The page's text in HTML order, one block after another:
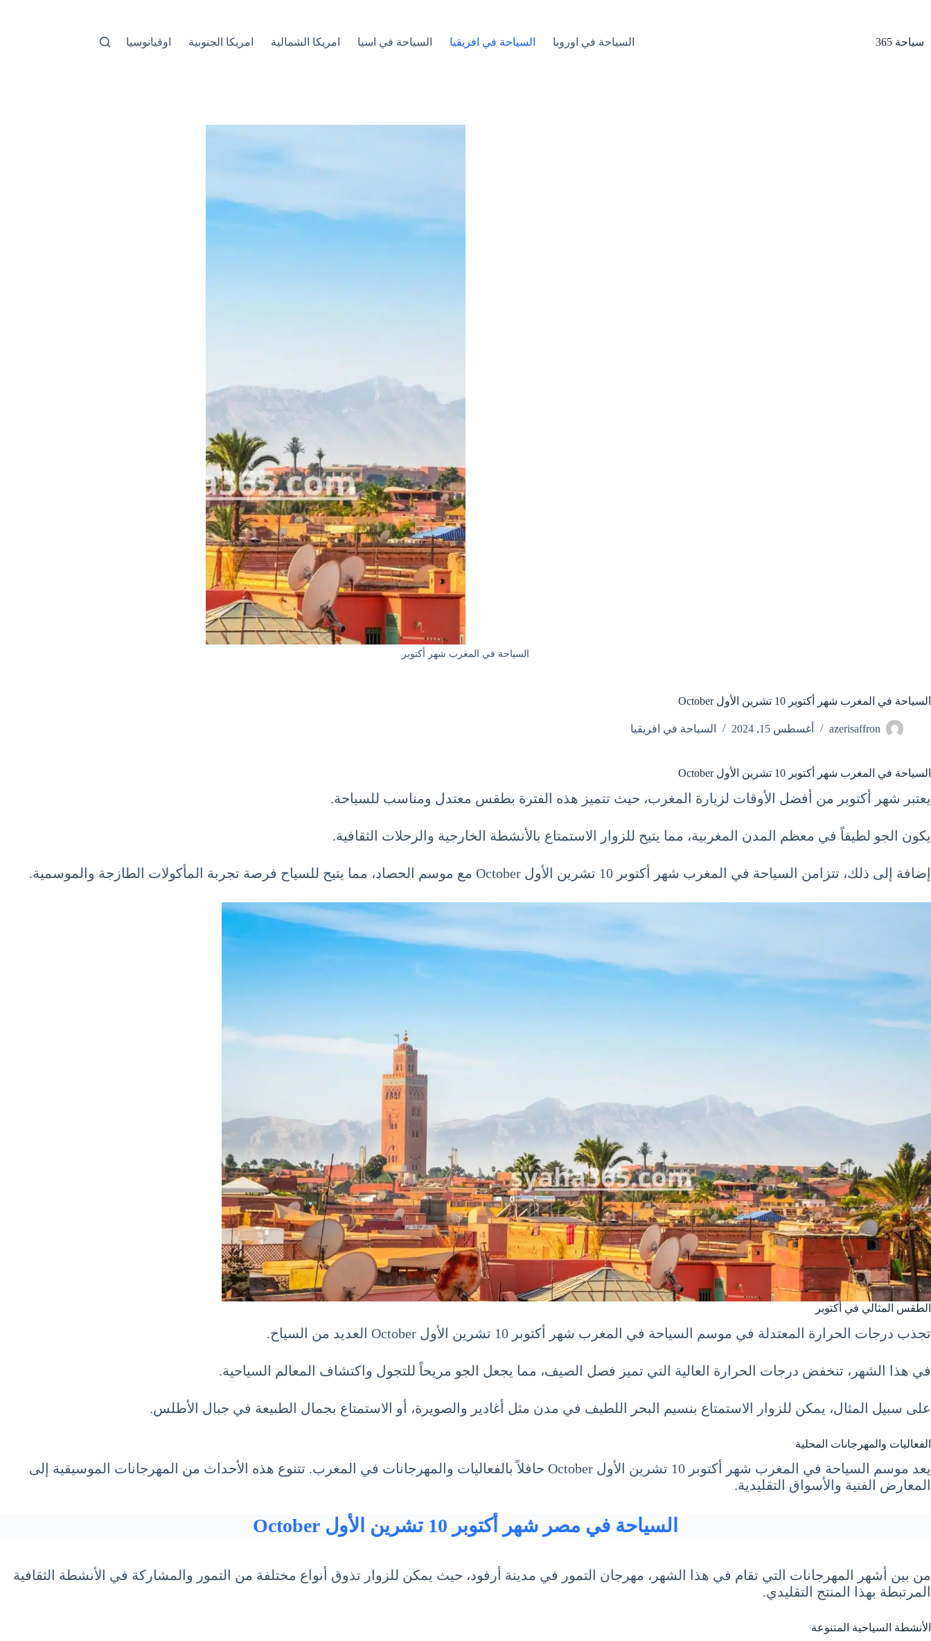
سياحة 365 السياحة في اوروبا السياحة في افريقيا السياحة في اسيا امريكا الشمالية امريكا الجنوبية اوقيانوسيا
السياحة في المغرب شهر أكتوبر
السياحة في المغرب شهر أكتوبر 10 تشرين الأول October
azerisaffron أغسطس 15, 2024 السياحة في افريقيا
السياحة في المغرب شهر أكتوبر 10 تشرين الأول October
يعتبر شهر أكتوبر من أفضل الأوقات لزيارة المغرب، حيث تتميز هذه الفترة بطقس معتدل ومناسب للسياحة.
يكون الجو لطيفاً في معظم المدن المغربية، مما يتيح للزوار الاستمتاع بالأنشطة الخارجية والرحلات الثقافية.
إضافة إلى ذلك، تتزامن السياحة في المغرب شهر أكتوبر 10 تشرين الأول October مع موسم الحصاد، مما يتيح للسياح فرصة تجربة المأكولات الطازجة والموسمية.
الطقس المثالي في أكتوبر
تجذب درجات الحرارة المعتدلة في موسم السياحة في المغرب شهر أكتوبر 10 تشرين الأول October العديد من السياح.
في هذا الشهر، تنخفض درجات الحرارة العالية التي تميز فصل الصيف، مما يجعل الجو مريحاً للتجول واكتشاف المعالم السياحية.
على سبيل المثال، يمكن للزوار الاستمتاع بنسيم البحر اللطيف في مدن مثل أغادير والصويرة، أو الاستمتاع بجمال الطبيعة في جبال الأطلس.
الفعاليات والمهرجانات المحلية
يعد موسم السياحة في المغرب شهر أكتوبر 10 تشرين الأول October حافلاً بالفعاليات والمهرجانات في المغرب. تتنوع هذه الأحداث من المهرجانات الموسيقية إلى
المعارض الفنية والأسواق التقليدية.
السياحة في مصر شهر أكتوبر 10 تشرين الأول October
من بين أشهر المهرجانات التي تقام في هذا الشهر، مهرجان التمور في مدينة أرفود، حيث يمكن للزوار تذوق أنواع مختلفة من التمور والمشاركة في الأنشطة الثقافية
المرتبطة بهذا المنتج التقليدي.
الأنشطة السياحية المتنوعة